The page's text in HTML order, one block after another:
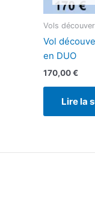
Vols
Vol
en DUO
170,00€
Lire la